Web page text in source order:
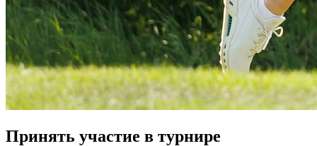
Принять участие в турнире